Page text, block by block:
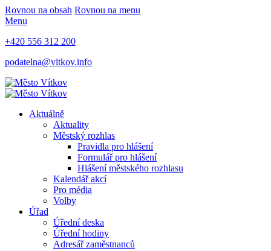
Rovnou na obsah Rovnou na menu
Menu
+420 556 312 200
podatelna@vitkov.info
Aktuálně
Aktuality
Městský rozhlas
Pravidla pro hlášení
Formulář pro hlášení
Hlášení městského rozhlasu
Kalendář akcí
Pro média
Volby
Úřad
Úřední deska
Úřední hodiny
Adresář zaměstnanců